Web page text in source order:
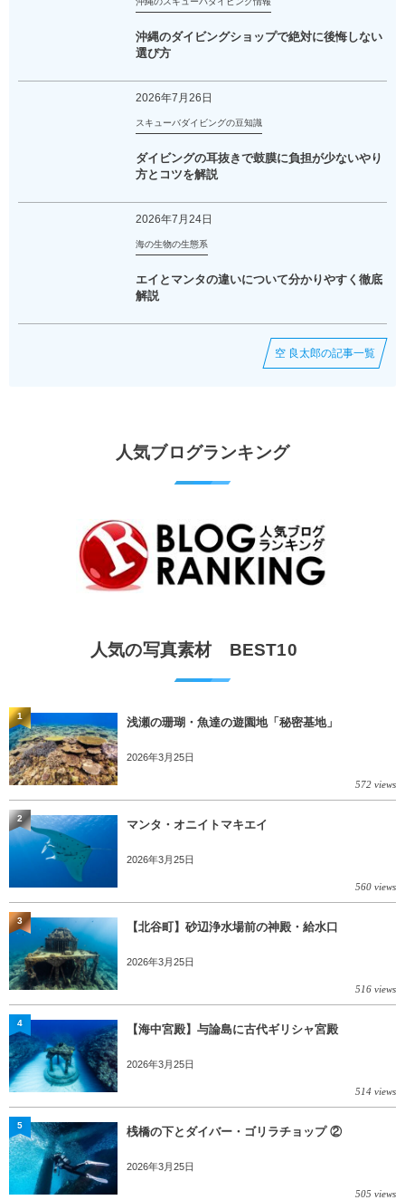
沖縄のダイビングショップで絶対に後悔しない
選び方
2026年7月26日
スキューバダイビングの豆知識
ダイビングの耳抜きで鼓膜に負担が少ないやり
方とコツを解説
2026年7月24日
海の生物の生態系
エイとマンタの違いについて分かりやすく徹底
解説
空 良太郎の記事一覧
人気ブログランキング
人気の写真素材 BEST10
浅瀬の珊瑚・魚達の遊園地「秘密基地」
2026年3月25日
572 views
1
マンタ・オニイトマキエイ
2026年3月25日
560 views
2
【北谷町】砂辺浄水場前の神殿・給水口
2026年3月25日
516 views
3
【海中宮殿】与論島に古代ギリシャ宮殿
2026年3月25日
514 views
4
桟橋の下とダイバー・ゴリラチョップ ②
2026年3月25日
505 views
5